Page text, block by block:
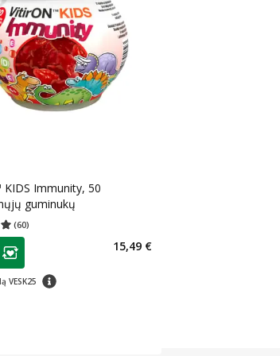
Immunity, 50
guminukų
(60) 4.98
klubo narių nuolaida
VESK25 patarimas
15,49 €